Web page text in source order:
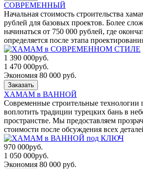
СОВРЕМЕННЫЙ
Начальная стоимость строительства
рублей для базовых проектов. Более
начинаться от 750 000 рублей, где
определяется после этапа
1 390 000руб.
1 470 000руб.
Экономия 80 000 руб.
Заказать
ХАМАМ в ВАННОЙ
Современные строительные технологии
воплотить традиции турецких бань в
пространстве. Мы предоставляем
стоимости после обсуждения всех
970 000руб.
1 050 000руб.
Экономия 80 000 руб.